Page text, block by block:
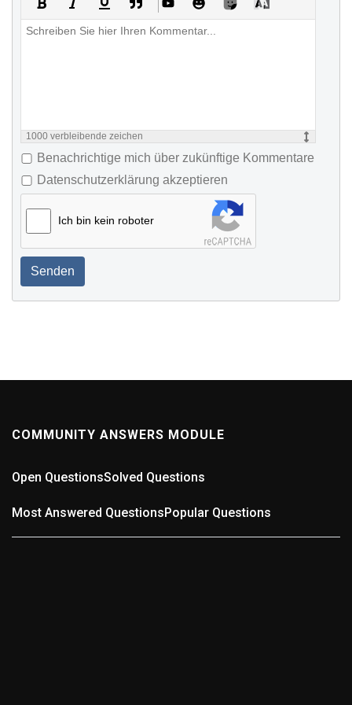
1000 verbleibende zeichen
Benachrichtige mich über zukünftige Kommentare
Datenschutzerklärung akzeptieren
Ich bin kein roboter
Senden
COMMUNITY ANSWERS MODULE
Open QuestionsSolved Questions
Most Answered QuestionsPopular Questions